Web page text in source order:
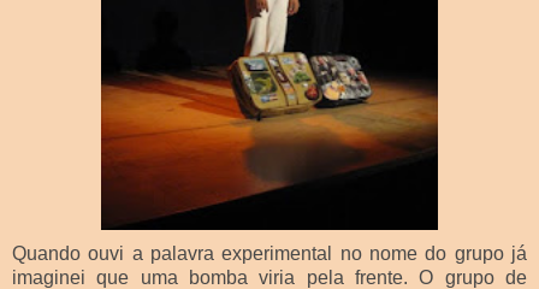
Quando ouvi a palavra experimental no nome do grupo já
imaginei que uma bomba viria pela frente. O grupo de